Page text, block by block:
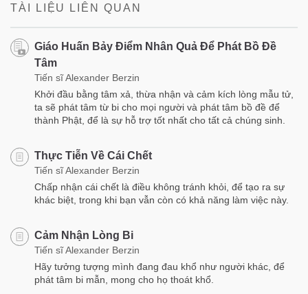
TÀI LIỆU LIÊN QUAN
Giáo Huấn Bảy Điểm Nhân Quả Để Phát Bồ Đề
Tâm
Tiến sĩ Alexander Berzin
Khởi đầu bằng tâm xả, thừa nhận và cảm kích lòng mẫu tử,
ta sẽ phát tâm từ bi cho mọi người và phát tâm bồ đề để
thành Phật, để là sự hỗ trợ tốt nhất cho tất cả chúng sinh.
Thực Tiễn Về Cái Chết
Tiến sĩ Alexander Berzin
Chấp nhận cái chết là điều không tránh khỏi, để tạo ra sự
khác biệt, trong khi bạn vẫn còn có khả năng làm việc này.
Cảm Nhận Lòng Bi
Tiến sĩ Alexander Berzin
Hãy tưởng tượng mình đang đau khổ như người khác, để
phát tâm bi mẫn, mong cho họ thoát khổ.